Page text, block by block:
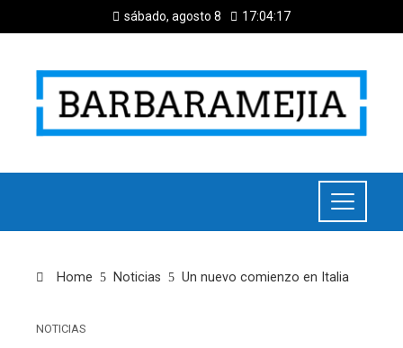
sábado, agosto 8 17:04:18
Home Noticias Un nuevo comienzo en Italia
NOTICIAS